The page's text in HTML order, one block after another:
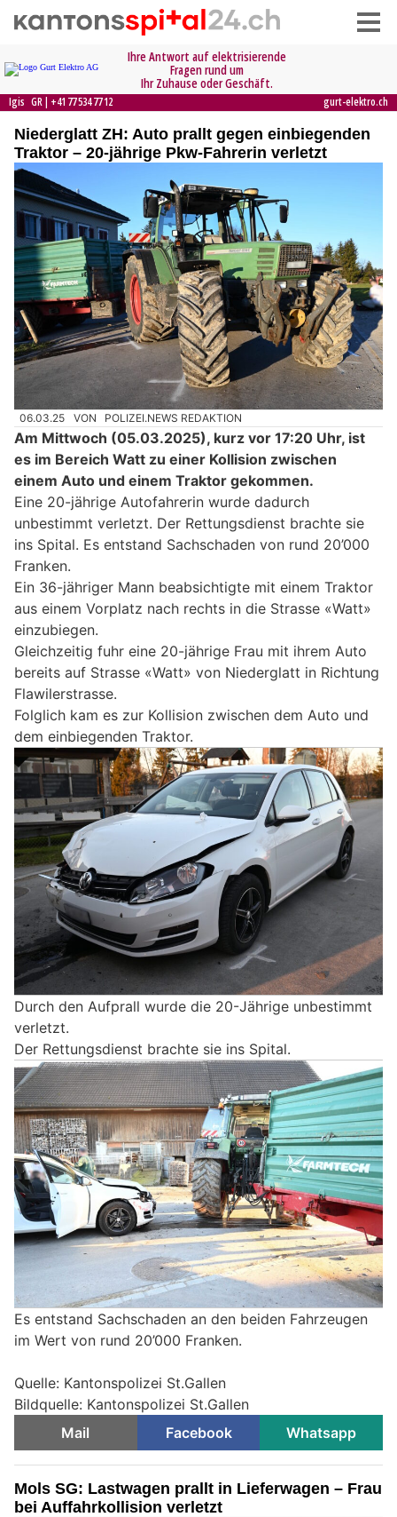
Niederglatt ZH: Auto prallt gegen einbiegenden
Traktor – 20-jährige Pkw-Fahrerin verletzt
06.03.25 VON POLIZEI.NEWS REDAKTION
Am Mittwoch (05.03.2025), kurz vor 17:20 Uhr, ist
es im Bereich Watt zu einer Kollision zwischen
einem Auto und einem Traktor gekommen.
Eine 20-jährige Autofahrerin wurde dadurch
unbestimmt verletzt. Der Rettungsdienst brachte sie
ins Spital. Es entstand Sachschaden von rund 20’000
Franken.
Ein 36-jähriger Mann beabsichtigte mit einem Traktor
aus einem Vorplatz nach rechts in die Strasse «Watt»
einzubiegen.
Gleichzeitig fuhr eine 20-jährige Frau mit ihrem Auto
bereits auf Strasse «Watt» von Niederglatt in Richtung
Flawilerstrasse.
Folglich kam es zur Kollision zwischen dem Auto und
dem einbiegenden Traktor.
Durch den Aufprall wurde die 20-Jährige unbestimmt
verletzt.
Der Rettungsdienst brachte sie ins Spital.
Es entstand Sachschaden an den beiden Fahrzeugen
im Wert von rund 20’000 Franken.
Quelle: Kantonspolizei St.Gallen
Bildquelle: Kantonspolizei St.Gallen
Mail
Facebook Whatsapp
Mols SG: Lastwagen prallt in Lieferwagen – Frau
bei Auffahrkollision verletzt